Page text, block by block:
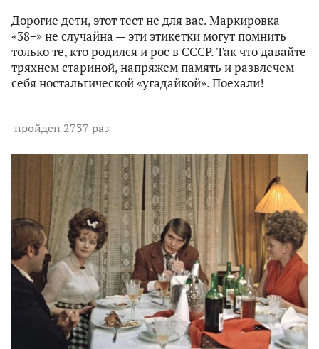
Дорогие дети, этот тест не для вас. Маркировка
«38+» не случайна — эти этикетки могут помнить
только те, кто родился и рос в СССР. Так что давайте
тряхнем стариной, напряжем память и развлечем
себя ностальгической «угадайкой». Поехали!
пройден 2737 раз